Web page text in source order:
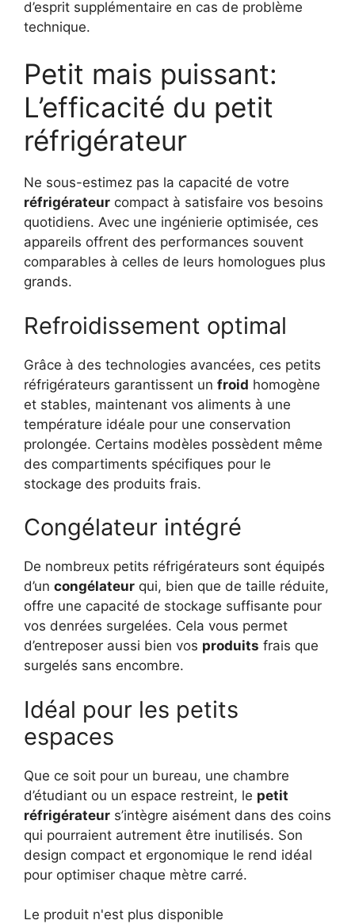
d’esprit supplémentaire en cas de problème
technique.
Petit mais puissant:
L’efficacité du petit
réfrigérateur
Ne sous-estimez pas la capacité de votre
réfrigérateur compact à satisfaire vos besoins
quotidiens. Avec une ingénierie optimisée, ces
appareils offrent des performances souvent
comparables à celles de leurs homologues plus
grands.
Refroidissement optimal
Grâce à des technologies avancées, ces petits
réfrigérateurs garantissent un froid homogène
et stables, maintenant vos aliments à une
température idéale pour une conservation
prolongée. Certains modèles possèdent même
des compartiments spécifiques pour le
stockage des produits frais.
Congélateur intégré
De nombreux petits réfrigérateurs sont équipés
d’un congélateur qui, bien que de taille réduite,
offre une capacité de stockage suffisante pour
vos denrées surgelées. Cela vous permet
d’entreposer aussi bien vos produits frais que
surgelés sans encombre.
Idéal pour les petits
espaces
Que ce soit pour un bureau, une chambre
d’étudiant ou un espace restreint, le petit
réfrigérateur s’intègre aisément dans des coins
qui pourraient autrement être inutilisés. Son
design compact et ergonomique le rend idéal
pour optimiser chaque mètre carré.
Le produit n'est plus disponible